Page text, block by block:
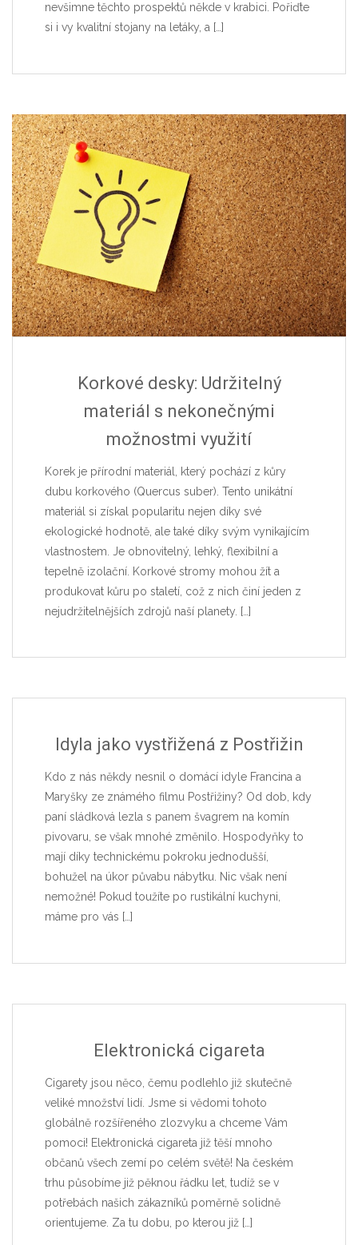
nevšimne těchto prospektů někde v krabici. Pořiďte
si i vy kvalitní stojany na letáky, a […]
Korkové desky: Udržitelný
materiál s nekonečnými
možnostmi využití
Korek je přírodní materiál, který pochází z kůry
dubu korkového (Quercus suber). Tento unikátní
materiál si získal popularitu nejen díky své
ekologické hodnotě, ale také díky svým vynikajícím
vlastnostem. Je obnovitelný, lehký, flexibilní a
tepelně izolační. Korkové stromy mohou žít a
produkovat kůru po staletí, což z nich činí jeden z
nejudržitelnějších zdrojů naší planety. […]
Idyla jako vystřižená z Postřižin
Kdo z nás někdy nesnil o domácí idyle Francina a
Maryšky ze známého filmu Postřižiny? Od dob, kdy
paní sládková lezla s panem švagrem na komín
pivovaru, se však mnohé změnilo. Hospodyňky to
mají díky technickému pokroku jednodušší,
bohužel na úkor půvabu nábytku. Nic však není
nemožné! Pokud toužíte po rustikální kuchyni,
máme pro vás […]
Elektronická cigareta
Cigarety jsou něco, čemu podlehlo již skutečně
veliké množství lidí. Jsme si vědomi tohoto
globálně rozšířeného zlozvyku a chceme Vám
pomoci! Elektronická cigareta již těší mnoho
občanů všech zemí po celém světě! Na českém
trhu působíme již pěknou řádku let, tudíž se v
potřebách našich zákazníků poměrně solidně
orientujeme. Za tu dobu, po kterou již […]